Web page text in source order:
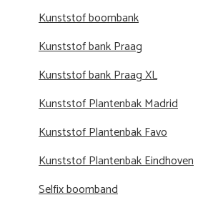
Kunststof boombank
Kunststof bank Praag
Kunststof bank Praag XL
Kunststof Plantenbak Madrid
Kunststof Plantenbak Favo
Kunststof Plantenbak Eindhoven
Selfix boomband